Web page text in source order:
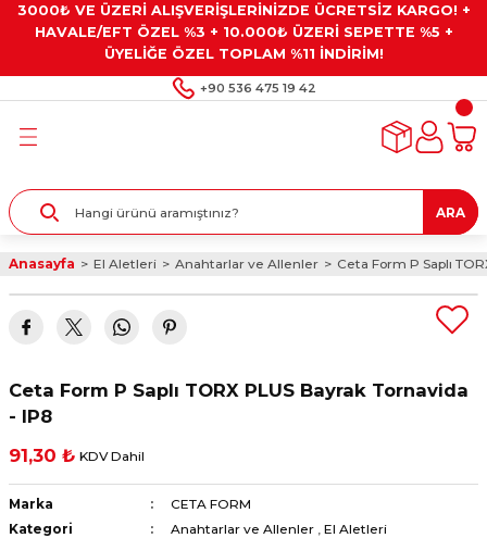
3000₺ VE ÜZERİ ALIŞVERİŞLERİNİZDE ÜCRETSİZ KARGO! +
HAVALE/EFT ÖZEL %3 + 10.000₺ ÜZERİ SEPETTE %5 +
ÜYELİĞE ÖZEL TOPLAM %11 İNDİRİM!
+90 536 475 19 42
Geri Dön
Geri Dön
Geri Dön
Gresler
Geri Dön
Alet Setleri
ve Multimetreler
ve Penseler
Geri Dön
Taşları ve
ARA
Anasayfa El Aletleri Anahtarlar ve Allenler Ceta Form P Saplı
Ceta Form P Saplı TORX PLUS Bayrak Tornavida
- IP8
91,30 ₺ KDV Dahil
Marka
CETA FORM
Kategori
Anahtarlar ve Allenler , El Aletleri